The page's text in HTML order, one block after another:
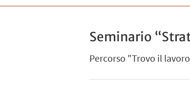
Seminario
Percorso "Trovo il